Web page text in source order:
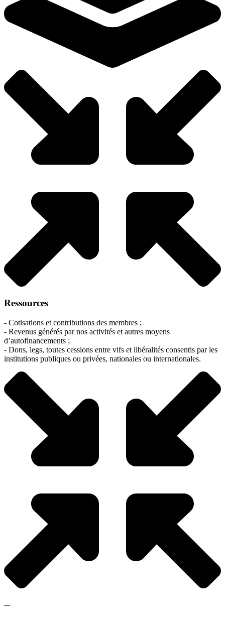
Ressources
- Cotisations et contributions des membres ;
- Revenus générés par nos activités et autres moyens
d’autofinancements ;
- Dons, legs, toutes cessions entre vifs et libéralités consentis par les
institutions publiques ou privées, nationales ou internationales.
---